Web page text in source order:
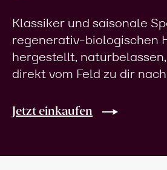
Klassiker und saisonale
regenerativ-biologischen
hergestellt,
direkt vom Feld zu dir
Jetzt einkaufen